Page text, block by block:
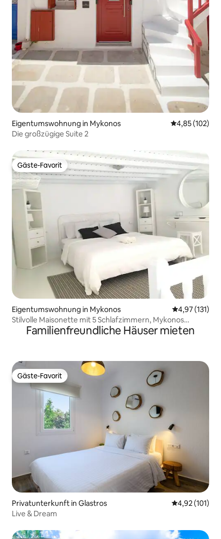
Eigentumswohnung in Mykonos
4,85 (102)
Die großzügige Suite 2
Gäste-Favorit
Gäste-Favorit
Eigentumswohnung in Mykonos
4,97 (131)
Stilvolle Maisonette mit 5 Schlafzimmern, Mykonos
Stadtzentrum
Familienfreundliche Häuser mieten
Gäste-Favorit
Gäste-Favorit
Privatunterkunft in Glastros
4,92 (101)
Live & Dream